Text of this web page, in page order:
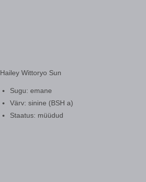
Hailey Wittoryo Sun
Sugu: emane
Värv: sinine (BSH a)
Staatus: müüdud